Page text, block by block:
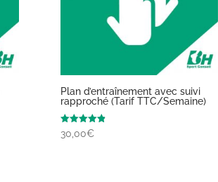
Plan d’entraînement avec suivi
rapproché (Tarif TTC/Semaine)
Note
4.86
30,00€